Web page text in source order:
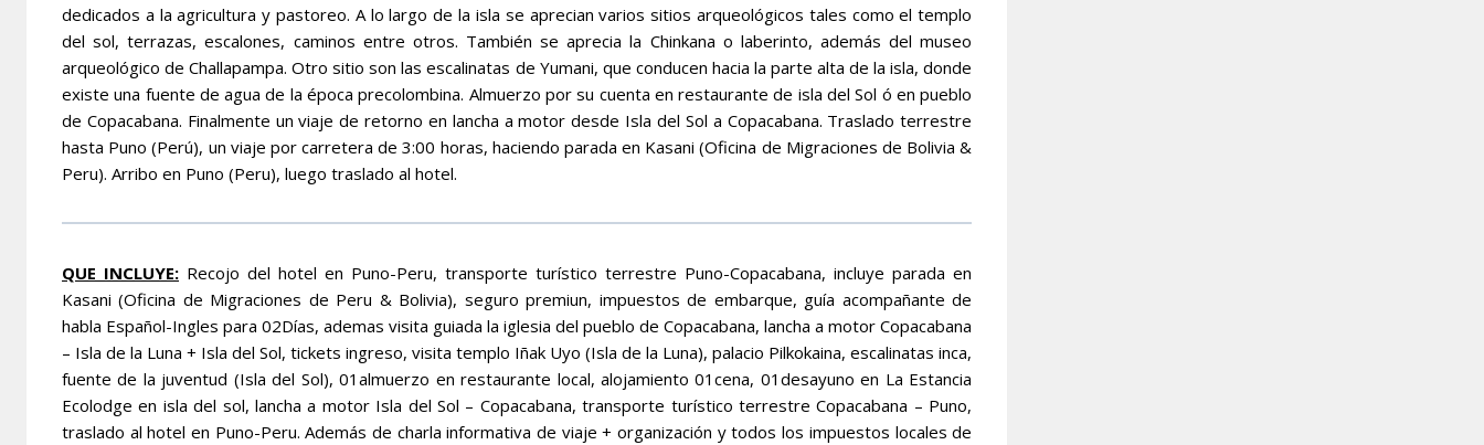
dedicados a la agricultura y pastoreo. A lo largo de la isla se aprecian varios sitios arqueológicos tales como el templo
del sol, terrazas, escalones, caminos entre otros. También se aprecia la Chinkana o laberinto, además del museo
arqueológico de Challapampa. Otro sitio son las escalinatas de Yumani, que conducen hacia la parte alta de la isla, donde
existe una fuente de agua de la época precolombina. Almuerzo por su cuenta en restaurante de isla del Sol ó en pueblo
de Copacabana. Finalmente un viaje de retorno en lancha a motor desde Isla del Sol a Copacabana. Traslado terrestre
hasta Puno (Perú), un viaje por carretera de 3:00 horas, haciendo parada en Kasani (Oficina de Migraciones de Bolivia &
Peru). Arribo en Puno (Peru), luego traslado al hotel.
QUE INCLUYE: Recojo del hotel en Puno-Peru, transporte turístico terrestre Puno-Copacabana, incluye parada en
Kasani (Oficina de Migraciones de Peru & Bolivia), seguro premiun, impuestos de embarque, guía acompañante de
habla Español-Ingles para 02Días, ademas visita guiada la iglesia del pueblo de Copacabana, lancha a motor Copacabana
– Isla de la Luna + Isla del Sol, tickets ingreso, visita templo Iñak Uyo (Isla de la Luna), palacio Pilkokaina, escalinatas inca,
fuente de la juventud (Isla del Sol), 01almuerzo en restaurante local, alojamiento 01cena, 01desayuno en La Estancia
Ecolodge en isla del sol, lancha a motor Isla del Sol – Copacabana, transporte turístico terrestre Copacabana – Puno,
traslado al hotel en Puno-Peru. Además de charla informativa de viaje + organización y todos los impuestos locales de